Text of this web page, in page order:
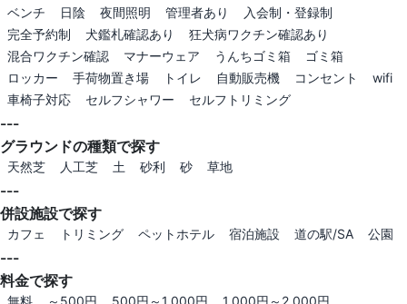
ベンチ
日陰 夜間照明 管理者あり
入会制・登録制
完全予約制
犬鑑札確認あり
狂犬病ワクチン確認あり
混合ワクチン確認
マナーウェア うんちゴミ箱
ゴミ箱
ロッカー
手荷物置き場 トイレ 自動販売機 コンセント
wifi
車椅子対応
セルフシャワー セルフトリミング
---
グラウンドの種類で探す
天然芝 人工芝 土 砂利 砂 草地
---
併設施設で探す
カフェ トリミング ペットホテル 宿泊施設 道の駅/SA 公園
---
料金で探す